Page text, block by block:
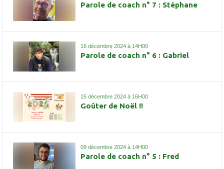
Parole de coach n° 7 : Stéphane
16 décembre 2024 à 14H00
Parole de coach n° 6 : Gabriel
15 décembre 2024 à 16H00
Goûter de Noël !!
09 décembre 2024 à 14H00
Parole de coach n° 5 : Fred